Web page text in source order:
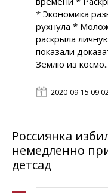
* Экономика
рухнула *
раскрыла
показали
Землю из
2020-09-15
Россиянка
немедленно
детсад